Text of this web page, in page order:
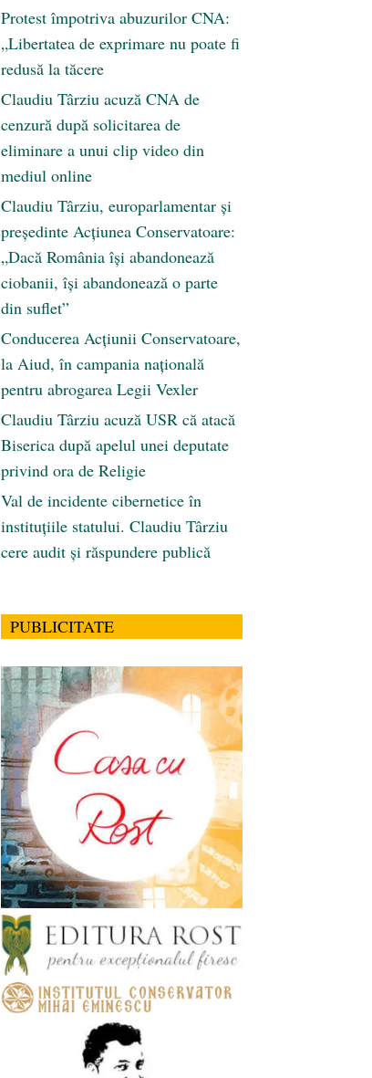
Protest împotriva abuzurilor CNA:
„Libertatea de exprimare nu poate fi
redusă la tăcere
Claudiu Târziu acuză CNA de
cenzură după solicitarea de
eliminare a unui clip video din
mediul online
Claudiu Târziu, europarlamentar și
președinte Acțiunea Conservatoare:
„Dacă România își abandonează
ciobanii, își abandonează o parte
din suflet”
Conducerea Acțiunii Conservatoare,
la Aiud, în campania națională
pentru abrogarea Legii Vexler
Claudiu Târziu acuză USR că atacă
Biserica după apelul unei deputate
privind ora de Religie
Val de incidente cibernetice în
instituțiile statului. Claudiu Târziu
cere audit și răspundere publică
PUBLICITATE